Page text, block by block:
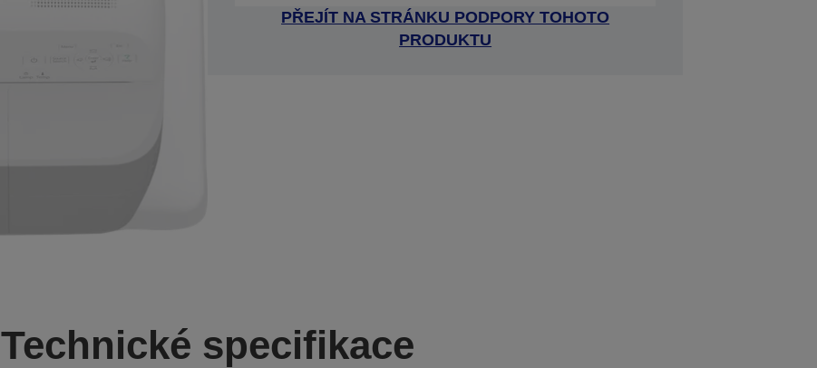
PŘEJÍT NA STRÁNKU PODPORY TOHOTO
PRODUKTU
Technické specifikace